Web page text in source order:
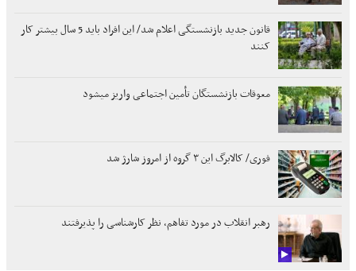
قانون جدید بازنشستگی اعلام شد/ این افراد باید 5 سال بیشتر کار
کنند
معوقات بازنشستگان تأمین اجتماعی واریز میشود
فوری/ کالابرگ این ۳ گروه از امروز شارژ شد
رهبر انقلاب در مورد تفاهم، نظر کارشناسی را پذیرفتند